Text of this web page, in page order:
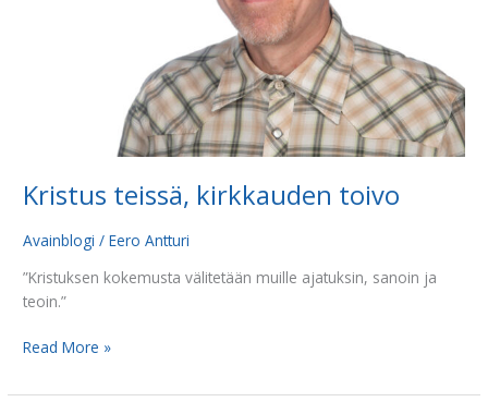
Kristus teissä, kirkkauden toivo
Avainblogi /Eero Antturi
”Kristuksen kokemusta välitetään muille ajatuksin, sanoin ja
teoin.”
Read More »